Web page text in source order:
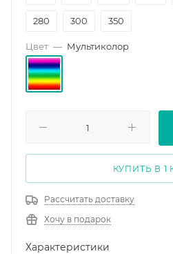
280 300 350
Цвет — Мультиколор
КУПИТЬ В 1
Рассчитать доставку
Хочу в подарок
Характеристики